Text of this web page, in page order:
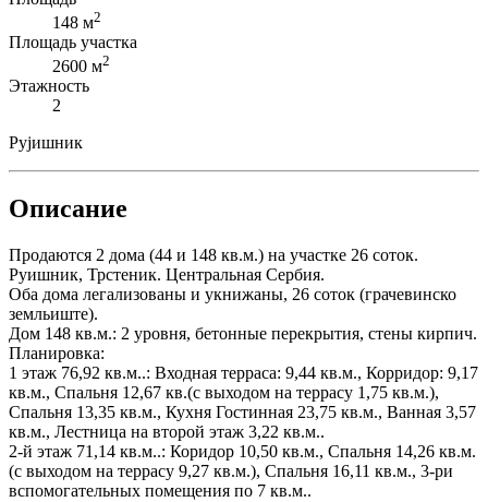
148 м2
Площадь участка
2600 м2
Этажность
2
Рујишник
Описание
Продаются 2 дома (44 и 148 кв.м.) на участке 26 соток.
Руишник, Трстеник. Центральная Сербия.
Оба дома легализованы и укнижаны, 26 соток (грачевинско
земльиште).
Дом 148 кв.м.: 2 уровня, бетонные перекрытия, стены кирпич.
Планировка:
1 этаж 76,92 кв.м..: Входная терраса: 9,44 кв.м., Корридор: 9,17
кв.м., Спальня 12,67 кв.(с выходом на террасу 1,75 кв.м.),
Спальня 13,35 кв.м., Кухня Гостинная 23,75 кв.м., Ванная 3,57
кв.м., Лестница на второй этаж 3,22 кв.м..
2-й этаж 71,14 кв.м..: Коридор 10,50 кв.м., Спальня 14,26 кв.м.
(с выходом на террасу 9,27 кв.м.), Спальня 16,11 кв.м., 3-ри
вспомогательных помещения по 7 кв.м..